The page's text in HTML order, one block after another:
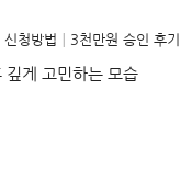
청방법│3천만원 승인 후기